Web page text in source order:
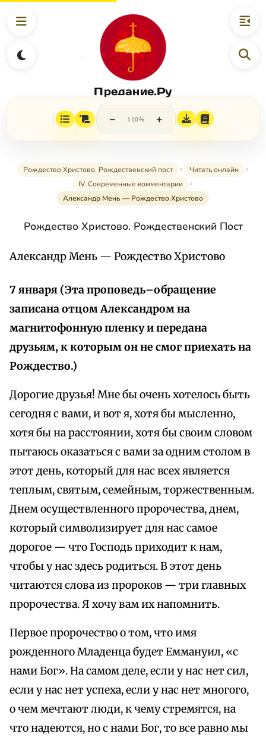
Предание.Ру
− 110% +
Рождество Христово. Рождественский пост
Читать онлайн
IV. Современные комментарии
Александр Мень — Рождество Христово
Рождество Христово. Рождественский Пост
Александр Мень — Рождество Христово
7 января (Эта проповедь–обращение
записана отцом Александром на
магнитофонную пленку и передана
друзьям, к которым он не смог приехать на
Рождество.)
Дорогие друзья! Мне бы очень хотелось быть
сегодня с вами, и вот я, хотя бы мысленно,
хотя бы на расстоянии, хотя бы своим словом
пытаюсь оказаться с вами за одним столом в
этот день, который для нас всех является
теплым, святым, семейным, торжественным.
Днем осуществленного пророчества, днем,
который символизирует для нас самое
дорогое — что Господь приходит к нам,
чтобы у нас здесь родиться. В этот день
читаются слова из пророков — три главных
пророчества. Я хочу вам их напомнить.
Первое пророчество о том, что имя
рожденного Младенца будет Еммануил, «с
нами Бог». На самом деле, если у нас нет сил,
если у нас нет успеха, если у нас нет многого,
о чем мечтают люди, к чему стремятся, на
что надеются, но с нами Бог, то все равно мы